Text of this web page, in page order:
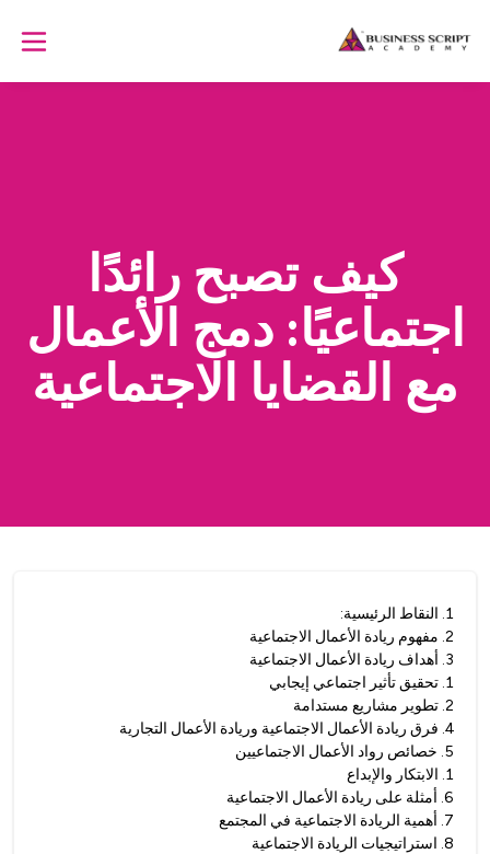
كيف تصبح رائدًا
اجتماعيًا: دمج الأعمال
مع القضايا الاجتماعية
1
. النقاط الرئيسية:
2
. مفهوم ريادة الأعمال الاجتماعية
3
. أهداف ريادة الأعمال الاجتماعية
1
. تحقيق تأثير اجتماعي إيجابي
2
. تطوير مشاريع مستدامة
4
. فرق ريادة الأعمال الاجتماعية وريادة الأعمال التجارية
5
. خصائص رواد الأعمال الاجتماعيين
1
. الابتكار والإبداع
6
. أمثلة على ريادة الأعمال الاجتماعية
7
. أهمية الريادة الاجتماعية في المجتمع
8
. استراتيجيات الريادة الاجتماعية